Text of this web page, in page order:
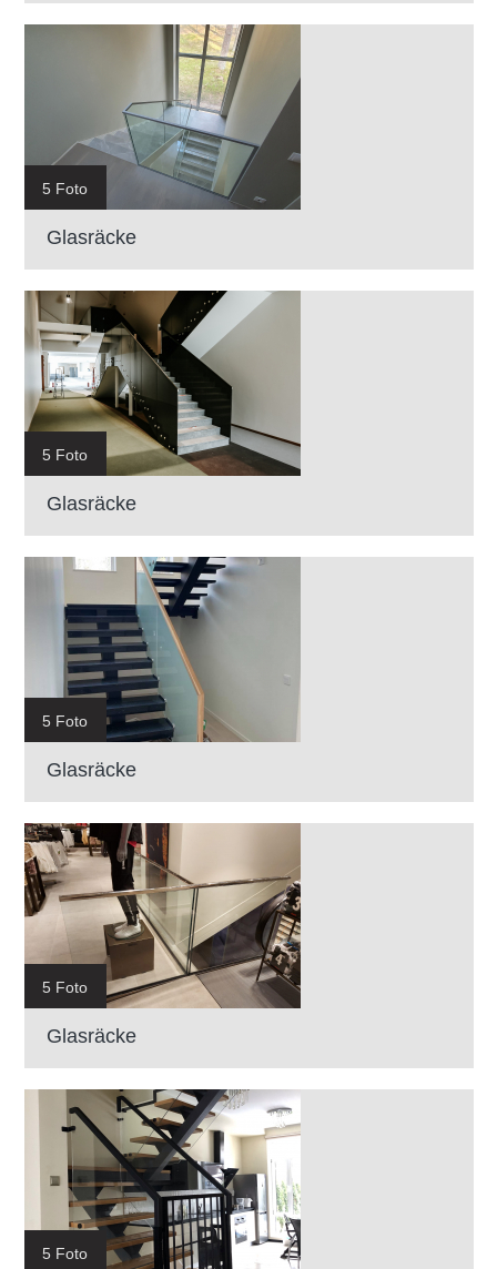
5 Foto
Glasräcke
5 Foto
Glasräcke
5 Foto
Glasräcke
5 Foto
Glasräcke
5 Foto